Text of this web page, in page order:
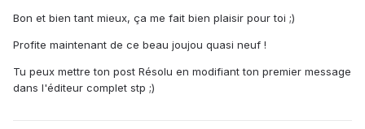
Bon et bien tant mieux, ça me fait bien plaisir pour toi ;)
Profite maintenant de ce beau joujou quasi neuf !
Tu peux mettre ton post Résolu en modifiant ton premier message
dans l'éditeur complet stp ;)